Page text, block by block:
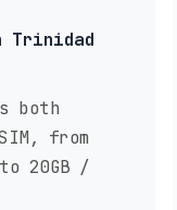
Trinidad
both
from
20GB /